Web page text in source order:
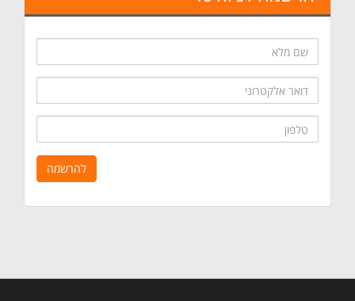
שם
מלא
דואר
אלקטרוני
טלפון
להרשמה